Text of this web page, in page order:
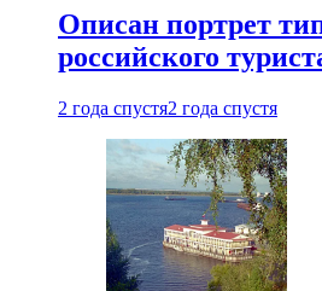
Описан портрет
российского
2 года спустя2 года спустя